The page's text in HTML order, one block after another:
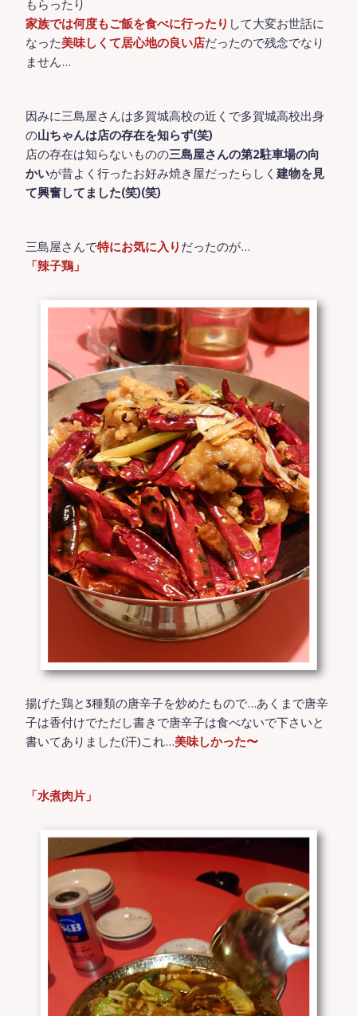
もらったり
家族では何度もご飯を食べに行ったり して大変お世話に
なった美味しくて居心地の良い店だったので残念でなり
ません…
因みに三島屋さんは多賀城高校の近くで多賀城高校出身
の山ちゃんは店の存在を知らず(笑)
店の存在は知らないものの三島屋さんの第2駐車場の向
かいが昔よく行ったお好み焼き屋だったらしく建物を見
て興奮してました(笑)(笑)
三島屋さんで特にお気に入り だったのが…
「辣子鶏」
揚げた鶏と3種類の唐辛子を炒めたもので…あくまで唐辛
子は香付けでただし書きで唐辛子は食べないで下さいと
書いてありました(汗)これ…美味しかった〜
「水煮肉片」